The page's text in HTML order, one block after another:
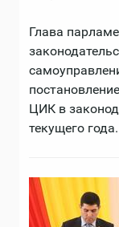
Глава
ЦИК в
текущего года.